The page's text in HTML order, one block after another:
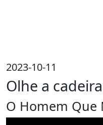
2023-10-11
Olhe a
O Homem Que